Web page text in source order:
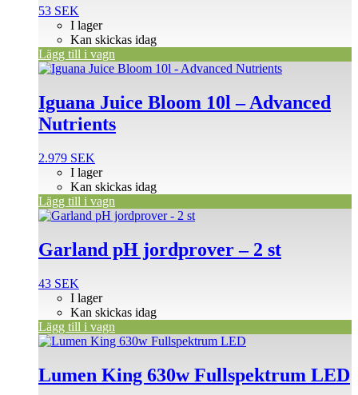
53 SEK
I lager
Kan skickas idag
Lägg till i vagn
Iguana Juice Bloom 10l – Advanced
Nutrients
2.979 SEK
I lager
Kan skickas idag
Lägg till i vagn
Garland pH jordprover – 2 st
43 SEK
I lager
Kan skickas idag
Lägg till i vagn
Lumen King 630w Fullspektrum LED